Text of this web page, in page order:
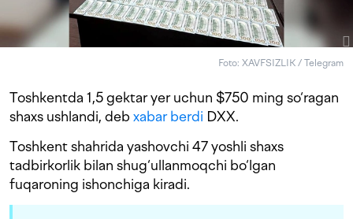
Foto: XAVFSIZLIK / Telegram
Toshkentda 1,5 gektar yer uchun $750 ming so‘ragan
shaxs ushlandi, deb xabar berdi DXX.
Toshkent shahrida yashovchi 47 yoshli shaxs
tadbirkorlik bilan shug‘ullanmoqchi bo‘lgan
fuqaroning ishonchiga kiradi.